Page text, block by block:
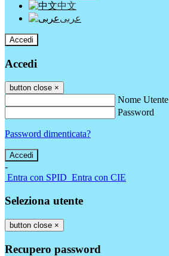
中文
عربى
Accedi
Accedi
button close ×
Nome Utente
Password
Password dimenticata?
-
Entra con SPID Entra con CIE
Seleziona utente
button close ×
Recupero password